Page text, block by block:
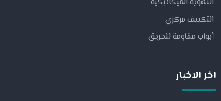
التهوية الميكانيكية
التكييف مركزي
أبواب مقاومة للحريق
اخر الاخبار